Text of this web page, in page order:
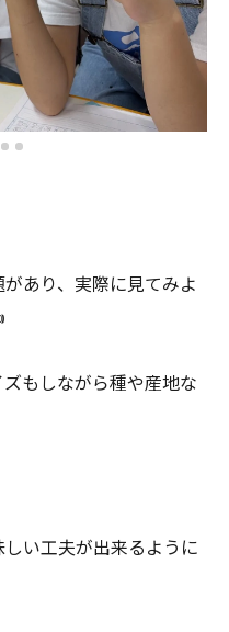
あり、実際に見てみよ
もしながら種や産地な
い工夫が出来るように